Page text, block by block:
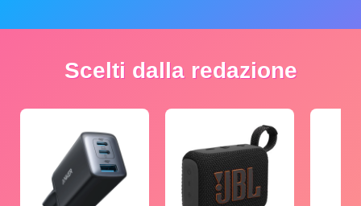
Scelti dalla redazione